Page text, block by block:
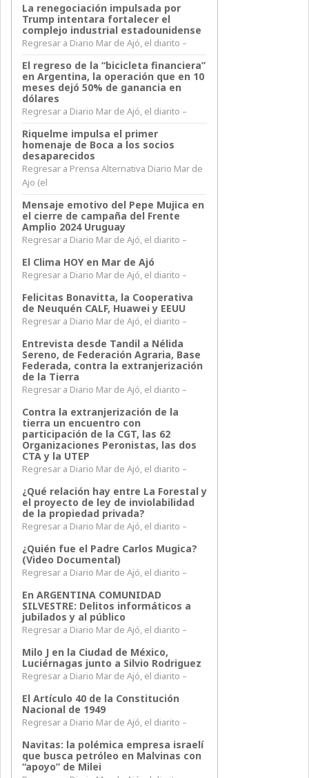
La renegociación impulsada por
Trump intentara fortalecer el
complejo industrial estadounidense
Regresar a Diario Mar de Ajó, el diarito –
El regreso de la “bicicleta financiera”
en Argentina, la operación que en 10
meses dejó 50% de ganancia en
dólares
Regresar a Diario Mar de Ajó, el diarito –
Riquelme impulsa el primer
homenaje de Boca a los socios
desaparecidos
Regresar a Prensa Alternativa Diario Mar de
Ajo (el
Mensaje emotivo del Pepe Mujica en
el cierre de campaña del Frente
Amplio 2024 Uruguay
Regresar a Diario Mar de Ajó, el diarito –
El Clima HOY en Mar de Ajó
Regresar a Diario Mar de Ajó, el diarito –
Felicitas Bonavitta, la Cooperativa
de Neuquén CALF, Huawei y EEUU
Regresar a Diario Mar de Ajó, el diarito –
Entrevista desde Tandil a Nélida
Sereno, de Federación Agraria, Base
Federada, contra la extranjerización
de la Tierra
Regresar a Diario Mar de Ajó, el diarito –
Contra la extranjerización de la
tierra un encuentro con
participación de la CGT, las 62
Organizaciones Peronistas, las dos
CTA y la UTEP
Regresar a Diario Mar de Ajó, el diarito –
¿Qué relación hay entre La Forestal y
el proyecto de ley de inviolabilidad
de la propiedad privada?
Regresar a Diario Mar de Ajó, el diarito –
¿Quién fue el Padre Carlos Mugica?
(Video Documental)
Regresar a Diario Mar de Ajó, el diarito –
En ARGENTINA COMUNIDAD
SILVESTRE: Delitos informáticos a
jubilados y al público
Regresar a Diario Mar de Ajó, el diarito –
Milo J en la Ciudad de México,
Luciérnagas junto a Silvio Rodriguez
Regresar a Diario Mar de Ajó, el diarito –
El Artículo 40 de la Constitución
Nacional de 1949
Regresar a Diario Mar de Ajó, el diarito –
Navitas: la polémica empresa israelí
que busca petróleo en Malvinas con
“apoyo” de Milei